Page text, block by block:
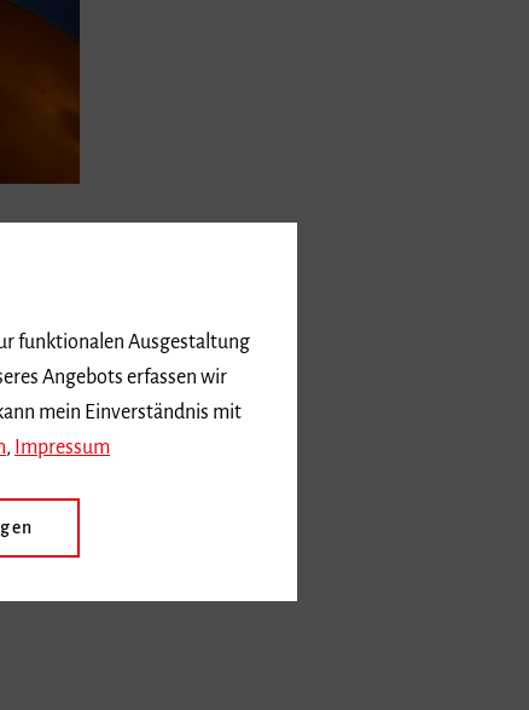
funktionalen Ausgestaltung
Angebots erfassen wir
mein Einverständnis mit
, Impressum